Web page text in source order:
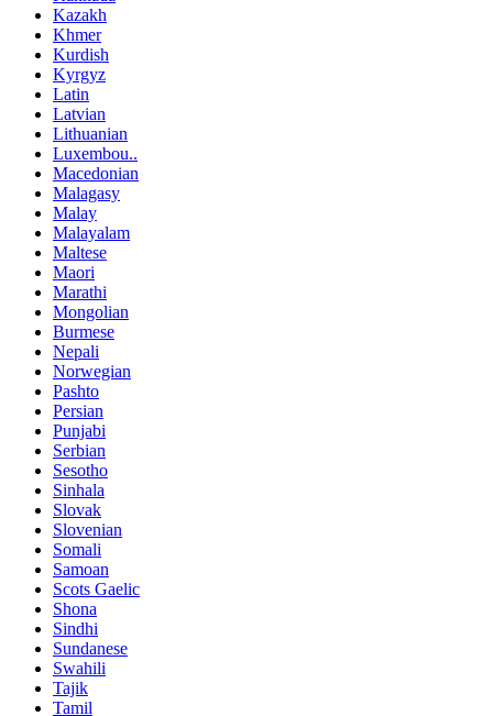
Kazakh
Khmer
Kurdish
Kyrgyz
Latin
Latvian
Lithuanian
Luxembou..
Macedonian
Malagasy
Malay
Malayalam
Maltese
Maori
Marathi
Mongolian
Burmese
Nepali
Norwegian
Pashto
Persian
Punjabi
Serbian
Sesotho
Sinhala
Slovak
Slovenian
Somali
Samoan
Scots Gaelic
Shona
Sindhi
Sundanese
Swahili
Tajik
Tamil